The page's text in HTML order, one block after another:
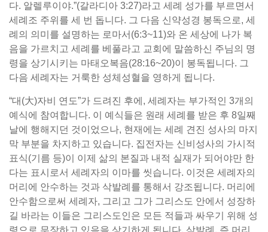
다. 알렐루이야.”(갈라디아 3:27)라고 세례 성가를 부르면서
세례조 주위를 세 번 돕니다. 그 다음 신약성경 봉독으로, 세
례의 의미를 설명하는 로마서(6:3~11)와 온 세상에 나가 복
음을 가르치고 세례를 베풀라고 교회에 말씀하신 주님의 명
령을 상기시키는 마태오복음(28:16~20)이 봉독됩니다. 그
다음 세례자는 거룩한 성체성혈을 영하게 됩니다.
“대(大)자비 연도”가 드려진 후에, 세례자는 부가적인 3개의
예식에 참여합니다. 이 예식들은 원래 세례를 받은 후 8일째
날에 행해지던 것이었으나, 현재에는 세례 견진 성사의 마지
막 부분을 차지하고 있습니다. 집전자는 신비성사의 가시적
표식(기름 등)이 이제 삶의 본질과 내적 실재가 되어야만 한
다는 표시로서 세례자의 이마를 씻습니다. 이것은 세례자의
머리에 안수하는 것과 삭발례를 통해서 강조됩니다. 머리에
안수함으로써 세례자, 그리고 그가 그리스도 안에서 성장하
길 바라는 이들은 그리스도인은 모든 적들과 싸우기 위해 성
령으로 무장하고 있음을 상기하게 됩니다. 삭발례, 즉 머리